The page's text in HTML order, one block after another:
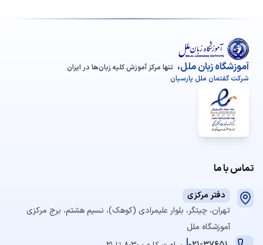
آموزشگاه زبان ملل، تنها مرکز آموزش کلیه زبان‌ها در ایران
شرکت گفتمان ملل پارسیان
تماس با ما
دفتر مرکزی
تهران، چیتگر، بلوار علیمرادی (کوهک)، نسیم هشتم، برج مرکزی
آموزشگاه ملل